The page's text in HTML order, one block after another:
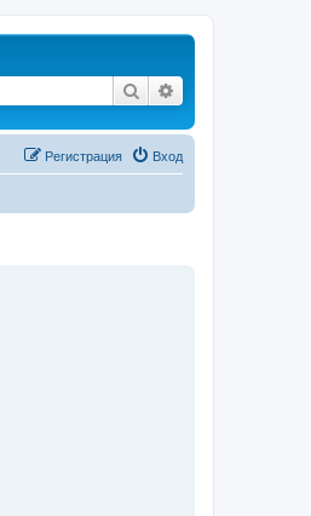
Поиск
Вход
Регистрация